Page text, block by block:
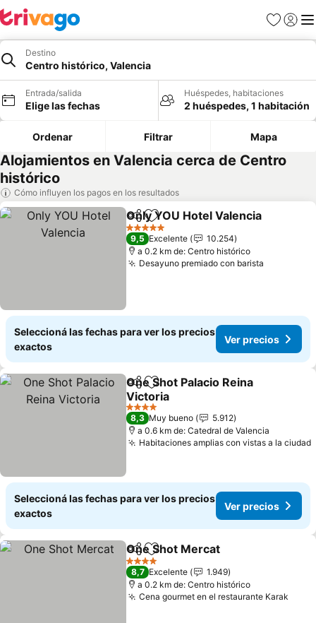
Favoritos
Iniciar
Destino
Centro histórico, Valencia
Entrada/salida
Elige las fechas
Huéspedes, habitaciones
2 huéspedes, 1 habitación
Ordenar Filtrar Mapa
Alojamientos en Valencia cerca de Centro
histórico
Cómo influyen los pagos en los resultados
CompartirAñadir a favoritos
Only YOU Hotel Valencia
5 Estrellas
9,5 Excelente
10.254
a 0.2 km de: Centro histórico
Desayuno premiado con barista
Seleccioná las fechas para ver los precios
exactos
Ver precios
CompartirAñadir a favoritos
One Shot Palacio Reina
Victoria
Ver precios
4 Estrellas
8,3 Muy bueno
5.912
a 0.6 km de: Catedral de Valencia
Habitaciones amplias con vistas a la ciudad
Seleccioná las fechas para ver los precios
exactos
Ver precios
CompartirAñadir a favoritos
One Shot Mercat
4 Estrellas
8,7 Excelente
1.949
a 0.2 km de: Centro histórico
Cena gourmet en el restaurante Karak